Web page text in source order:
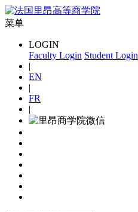
菜单
LOGIN
Faculty Login Student Login
|
EN
|
FR
|